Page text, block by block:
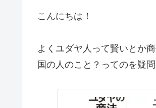
こんにちは！
よくユダヤ人って賢いとか
国の人のこと？ってのを疑